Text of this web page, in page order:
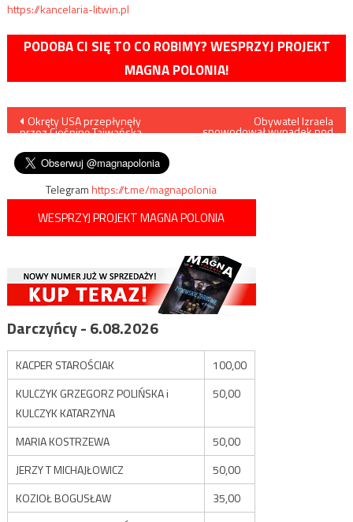
https://kancelaria-litwin.pl
PODOBA CI SIĘ TO CO ROBIMY? WESPRZYJ PROJEKT
MAGNA POLONIA!
Nawigacja
wpisu
Okręty USA przepłynęły
przez Cieśninę Tajwańską,
Obywatel Izraela
spowodował wypadek pod
Telegramhttps://t.me/magnapolonia
WESPRZYJ PROJEKT MAGNA POLONIA
Darczyńcy - 6.08.2026
KACPER STAROŚCIAK
100,00
KULCZYK GRZEGORZ POLIŃSKA i
KULCZYK KATARZYNA
50,00
MARIA KOSTRZEWA
50,00
JERZY T MICHAJŁOWICZ
50,00
KOZIOŁ BOGUSŁAW
35,00